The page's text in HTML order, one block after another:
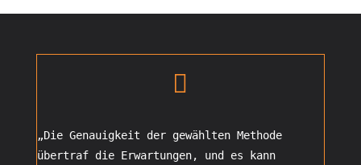

„Die Genauigkeit der gewählten Methode
übertraf die Erwartungen, und es kann